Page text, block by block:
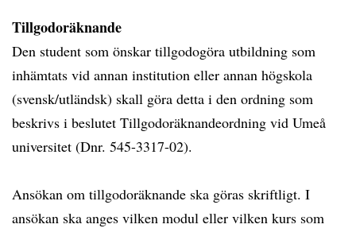
Tillgodoräknande
Den student som önskar tillgodogöra utbildning som
inhämtats vid annan institution eller annan högskola
(svensk/utländsk) skall göra detta i den ordning som
beskrivs i beslutet Tillgodoräknandeordning vid Umeå
universitet (Dnr. 545-3317-02).
Ansökan om tillgodoräknande ska göras skriftligt. I
ansökan ska anges vilken modul eller vilken kurs som